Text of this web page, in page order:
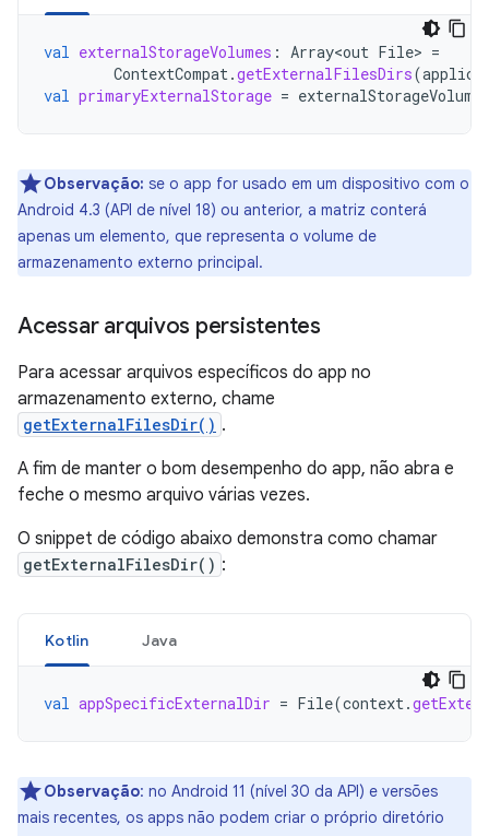
val externalStorageVolumes : Array<out File> =
ContextCompat.getExternalFilesDirs(
val primaryExternalStorage =
Observação: se o app for usado em um dispositivo com o
Android 4.3 (API de nível 18) ou anterior, a matriz conterá
apenas um elemento, que representa o volume de
armazenamento externo principal.
Acessar arquivos persistentes
Para acessar arquivos específicos do app no
armazenamento externo, chame
getExternalFilesDir() .
A fim de manter o bom desempenho do app, não abra e
feche o mesmo arquivo várias vezes.
O snippet de código abaixo demonstra como chamar
getExternalFilesDir() :
Kotlin Java
val appSpecificExternalDir = File(context.
Observação: no Android 11 (nível 30 da API) e versões
mais recentes, os apps não podem criar o próprio diretório